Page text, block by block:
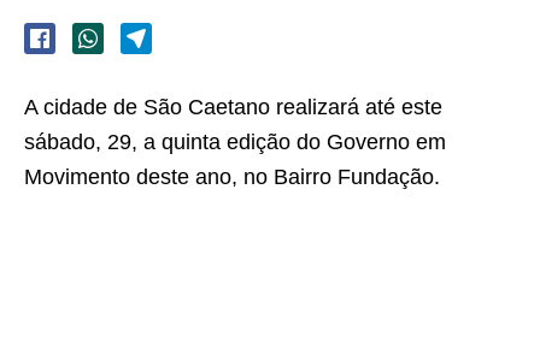
A cidade de São Caetano realizará até este
sábado, 29, a quinta edição do Governo em
Movimento deste ano, no Bairro Fundação.